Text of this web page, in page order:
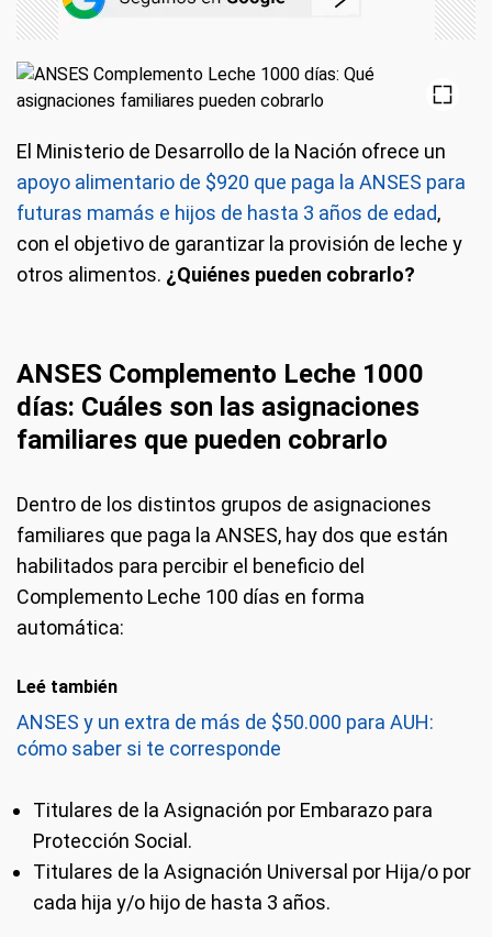
El Ministerio de Desarrollo de la Nación ofrece un
apoyo alimentario de $920 que paga la ANSES para
futuras mamás e hijos de hasta 3 años de edad,
con el objetivo de garantizar la provisión de leche y
otros alimentos. ¿Quiénes pueden cobrarlo?
ANSES Complemento Leche 1000
días: Cuáles son las asignaciones
familiares que pueden cobrarlo
Dentro de los distintos grupos de asignaciones
familiares que paga la ANSES, hay dos que están
habilitados para percibir el beneficio del
Complemento Leche 100 días en forma
automática:
Leé también
ANSES y un extra de más de $50.000 para AUH:
cómo saber si te corresponde
Titulares de la Asignación por Embarazo para
Protección Social.
Titulares de la Asignación Universal por Hija/o por
cada hija y/o hijo de hasta 3 años.